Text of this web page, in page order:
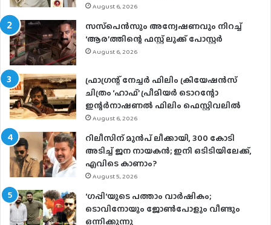
August 6, 2026
സസ്‌പെന്‍സും അന്വേഷണവും നിറച്ച്
‘ആര’ത്തിന്റെ ഫസ്റ്റ് ലുക്ക് പോസ്റ്റര്‍
August 6, 2026
ഫ്രാഗ്രന്റ് നേച്ചര്‍ ഫിലിം ക്രിയേഷന്‍സ്
ചിത്രം ‘ഹാഫ്’ പ്രീമിയര്‍ ടൊറന്റോ
ഇന്റര്‍നാഷണല്‍ ഫിലിം ഫെസ്റ്റിവലില്‍
August 6, 2026
റിലീസിന് മുൻപ് ലീക്കായി, 300 കോടി
അടിച്ച് ജന നായകൻ; ഇനി ഒടിടിയിലേക്ക്,
എവിടെ കാണാം?
August 5, 2026
‘ഗപ്പി‘യുടെ പത്താം വാർഷികം;
ടൊവിനോയും ജോൺപോളും വീണ്ടും
ഒന്നിക്കുന്നു